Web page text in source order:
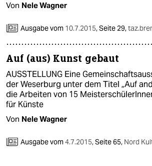
Von Nele Wagner
Ausgabe vom 10.7.2015,Seite 29,
Auf (aus) Kunst gebaut
AUSSTELLUNG Eine
der Weserburg unter dem Titel „Auf
die Arbeiten von 15
für Künste
Von Nele Wagner
Ausgabe vom4.7.2015,Seite 65, Nord